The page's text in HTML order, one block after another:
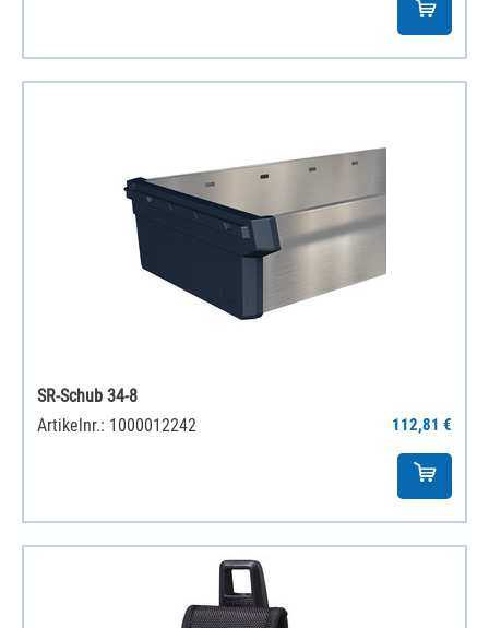
SR-Schub 34-8
Artikelnr.: 1000012242
112,81 €